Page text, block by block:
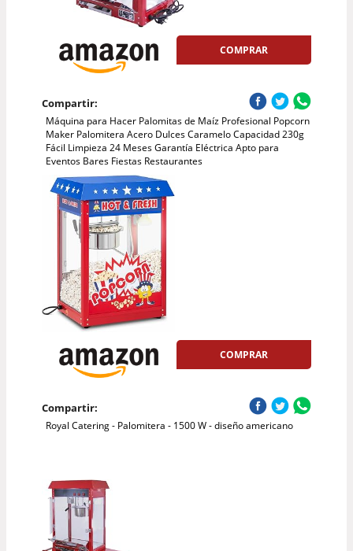
COMPRAR
Compartir:
Máquina para Hacer Palomitas de Maíz Profesional Popcorn
Maker Palomitera Acero Dulces Caramelo Capacidad 230g
Fácil Limpieza 24 Meses Garantía Eléctrica Apto para
Eventos Bares Fiestas Restaurantes
COMPRAR
Compartir:
Royal Catering - Palomitera - 1500 W - diseño americano